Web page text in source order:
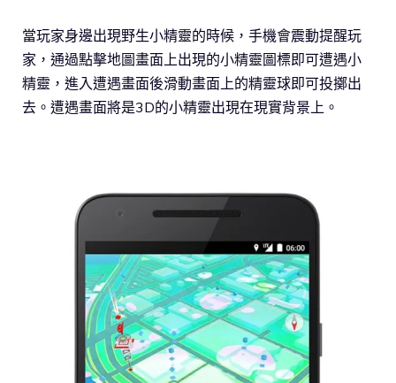
當玩家身邊出現野生小精靈的時候，手機會震動提醒玩
家，通過點擊地圖畫面上出現的小精靈圖標即可遭遇小
精靈，進入遭遇畫面後滑動畫面上的精靈球即可投擲出
去。遭遇畫面將是3D的小精靈出現在現實背景上。